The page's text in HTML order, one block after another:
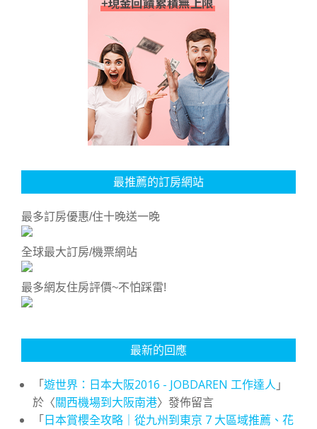
最推薦的訂房網站
最多訂房優惠/住十晚送一晚
全球最大訂房/機票網站
最多網友住房評價~不怕踩雷!
最新的回應
「遊世界：日本大阪2016 - JOBDAREN 工作達人 」
於〈關西機場到大阪南港〉發佈留言
「日本賞櫻全攻略｜從九州到東京 7 大區域推薦、花